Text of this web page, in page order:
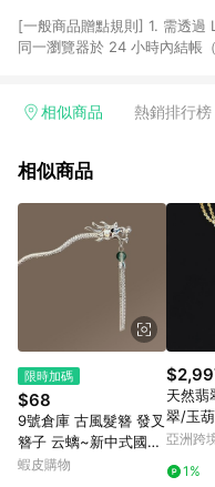
[一般商品贈點規則] 1. 需透過
同一瀏覽器於 24 小時內結帳
回饋訂單不得享有 Pinkoi 站
行為，不具贈點資格，部分退
貨後 45 天後發送。 8. 群眾
運費，攤位費等不具贈點資格
顏色、價位、贈品如與 Pinkoi
Pinkoi 購物商品資訊頁及購物
則請以點數紅包活動說明為準
頁面後才首次下載 Pinkoi
上，首次下載 Pinkoi APP 後
相似商品 熱銷排行榜
相似商品
限時加碼
$68
9號倉庫 古風髮簪 發叉
簪子 云螭~新中式國風
金屬龍頭發簪高級感步
蝦皮購物
天然翡
翠/玉
鏈/繞
亞洲跨
1%